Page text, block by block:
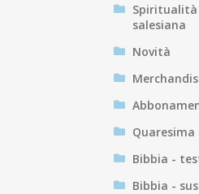
Spiritualità
salesiana
Novità
Quaresima
Bibbia -
Bibbia -